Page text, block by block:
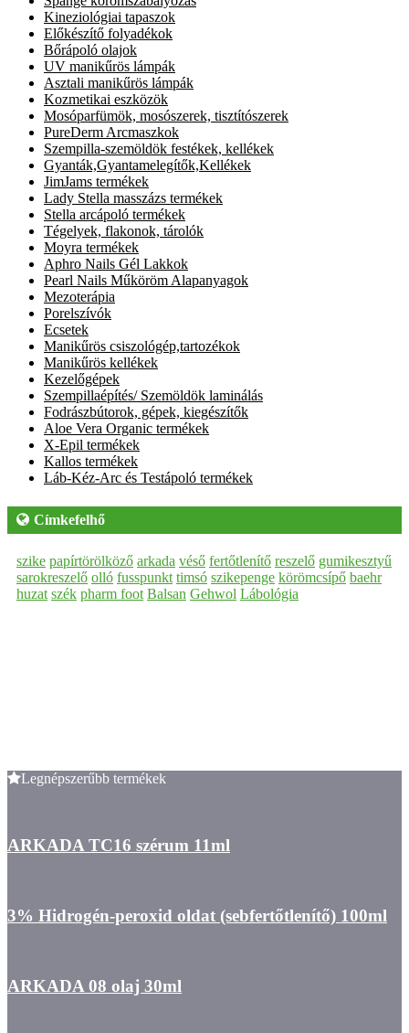
Kineziológiai tapaszok
Előkészítő folyadékok
Bőrápoló olajok
UV manikűrös lámpák
Asztali manikűrös lámpák
Kozmetikai eszközök
Mosóparfümök, mosószerek, tisztítószerek
PureDerm Arcmaszkok
Szempilla-szemöldök festékek, kellékek
Gyanták,Gyantamelegítők,Kellékek
JimJams termékek
Lady Stella masszázs termékek
Stella arcápoló termékek
Tégelyek, flakonok, tárolók
Moyra termékek
Aphro Nails Gél Lakkok
Pearl Nails Műköröm Alapanyagok
Mezoterápia
Porelszívók
Ecsetek
Manikűrös csiszológép,tartozékok
Manikűrös kellékek
Kezelőgépek
Szempillaépítés/ Szemöldök laminálás
Fodrászbútorok, gépek, kiegészítők
Aloe Vera Organic termékek
X-Epil termékek
Kallos termékek
Láb-Kéz-Arc és Testápoló termékek
Címkefelhő
szike papírtörölköző arkada véső fertőtlenítő reszelő gumikesztyű
sarokreszelő olló fusspunkt timsó szikepenge körömcsípő baehr
huzat szék pharm foot Balsan Gehwol Lábológia
Legnépszerűbb termékek
ARKADA TC16 szérum 11ml
3% Hidrogén-peroxid oldat (sebfertőtlenítő) 100ml
ARKADA 08 olaj 30ml